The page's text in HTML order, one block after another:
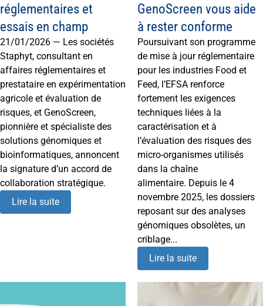
réglementaires et
essais en champ
21/01/2026 — Les sociétés
Staphyt, consultant en
affaires réglementaires et
prestataire en expérimentation
agricole et évaluation de
risques, et GenoScreen,
pionnière et spécialiste des
solutions génomiques et
bioinformatiques, annoncent
la signature d’un accord de
collaboration stratégique.
Lire la suite
GenoScreen vous aide
à rester conforme
Poursuivant son programme
de mise à jour réglementaire
pour les industries Food et
Feed, l’EFSA renforce
fortement les exigences
techniques liées à la
caractérisation et à
l’évaluation des risques des
micro-organismes utilisés
dans la chaîne
alimentaire. Depuis le 4
novembre 2025, les dossiers
reposant sur des analyses
génomiques obsolètes, un
criblage...
Lire la suite